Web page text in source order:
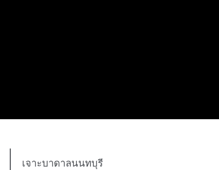
เจาะบาดาลนนทบุรี